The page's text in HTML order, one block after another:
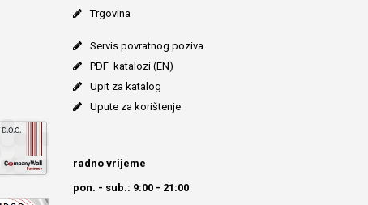
Trgovina
Servis povratnog poziva
PDF_katalozi (EN)
Upit za katalog
Upute za korištenje
radno vrijeme
pon. - sub.: 9:00 - 21:00